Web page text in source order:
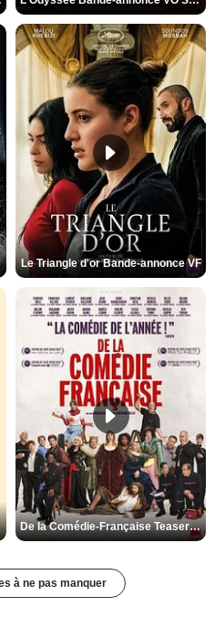
Le Triangle d'or Bande-annonce VF
De la Comédie-Française Teaser VF
à ne pas manquer